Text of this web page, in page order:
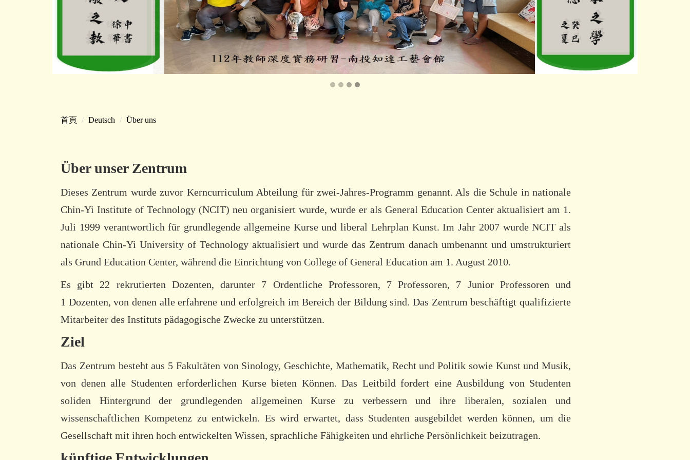
首頁 Deutsch Über uns
Über unser Zentrum
Dieses Zentrum wurde zuvor Kerncurriculum Abteilung für zwei-Jahres-Programm genannt. Als die Schule in nationale
Chin-Yi Institute of Technology (NCIT) neu organisiert wurde, wurde er als General Education Center aktualisiert am 1.
Juli 1999 verantwortlich für grundlegende allgemeine Kurse und liberal Lehrplan Kunst. Im Jahr 2007 wurde NCIT als
nationale Chin-Yi University of Technology aktualisiert und wurde das Zentrum danach umbenannt und umstrukturiert
als Grund Education Center, während die Einrichtung von College of General Education am 1. August 2010.
Es gibt 22 rekrutierten Dozenten, darunter 7 Ordentliche Professoren, 7 Professoren, 7 Junior Professoren und
1 Dozenten, von denen alle erfahrene und erfolgreich im Bereich der Bildung sind. Das Zentrum beschäftigt qualifizierte
Mitarbeiter des Instituts pädagogische Zwecke zu unterstützen.
Ziel
Das Zentrum besteht aus 5 Fakultäten von Sinology, Geschichte, Mathematik, Recht und Politik sowie Kunst und Musik,
von denen alle Studenten erforderlichen Kurse bieten Können. Das Leitbild fordert eine Ausbildung von Studenten
soliden Hintergrund der grundlegenden allgemeinen Kurse zu verbessern und ihre liberalen, sozialen und
wissenschaftlichen Kompetenz zu entwickeln. Es wird erwartet, dass Studenten ausgebildet werden können, um die
Gesellschaft mit ihren hoch entwickelten Wissen, sprachliche Fähigkeiten und ehrliche Persönlichkeit beizutragen.